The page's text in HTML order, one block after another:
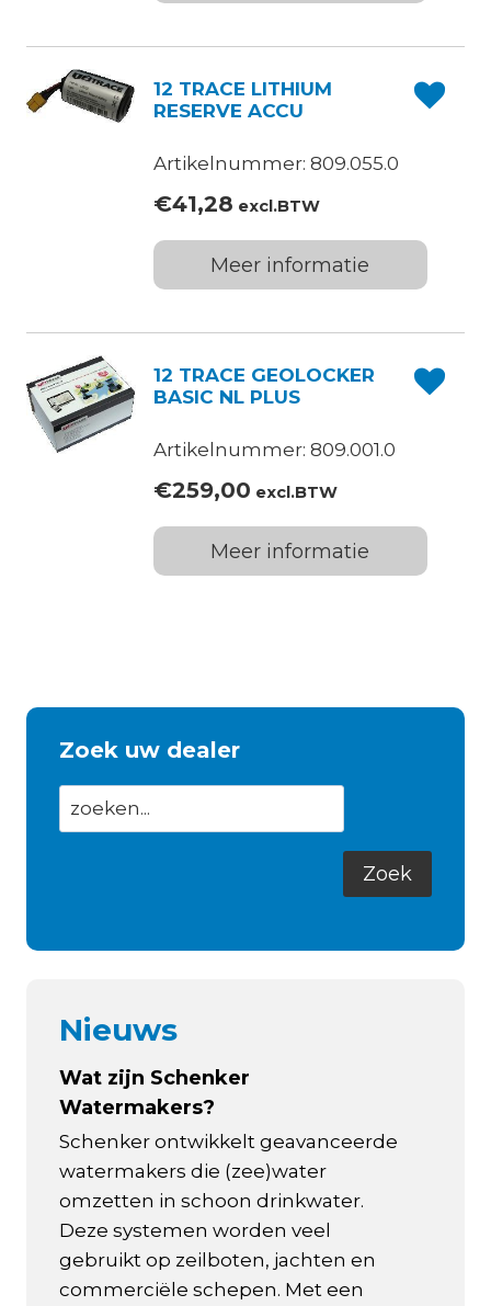
12 TRACE LITHIUM
RESERVE ACCU
Artikelnummer: 809.055.0
€41,28 excl.BTW
Meer informatie
12 TRACE GEOLOCKER
BASIC NL PLUS
Artikelnummer: 809.001.0
€259,00 excl.BTW
Meer informatie
Zoek uw dealer
Nieuws
Wat zijn Schenker
Watermakers?
Schenker ontwikkelt geavanceerde
watermakers die (zee)water
omzetten in schoon drinkwater.
Deze systemen worden veel
gebruikt op zeilboten, jachten en
commerciële schepen. Met een